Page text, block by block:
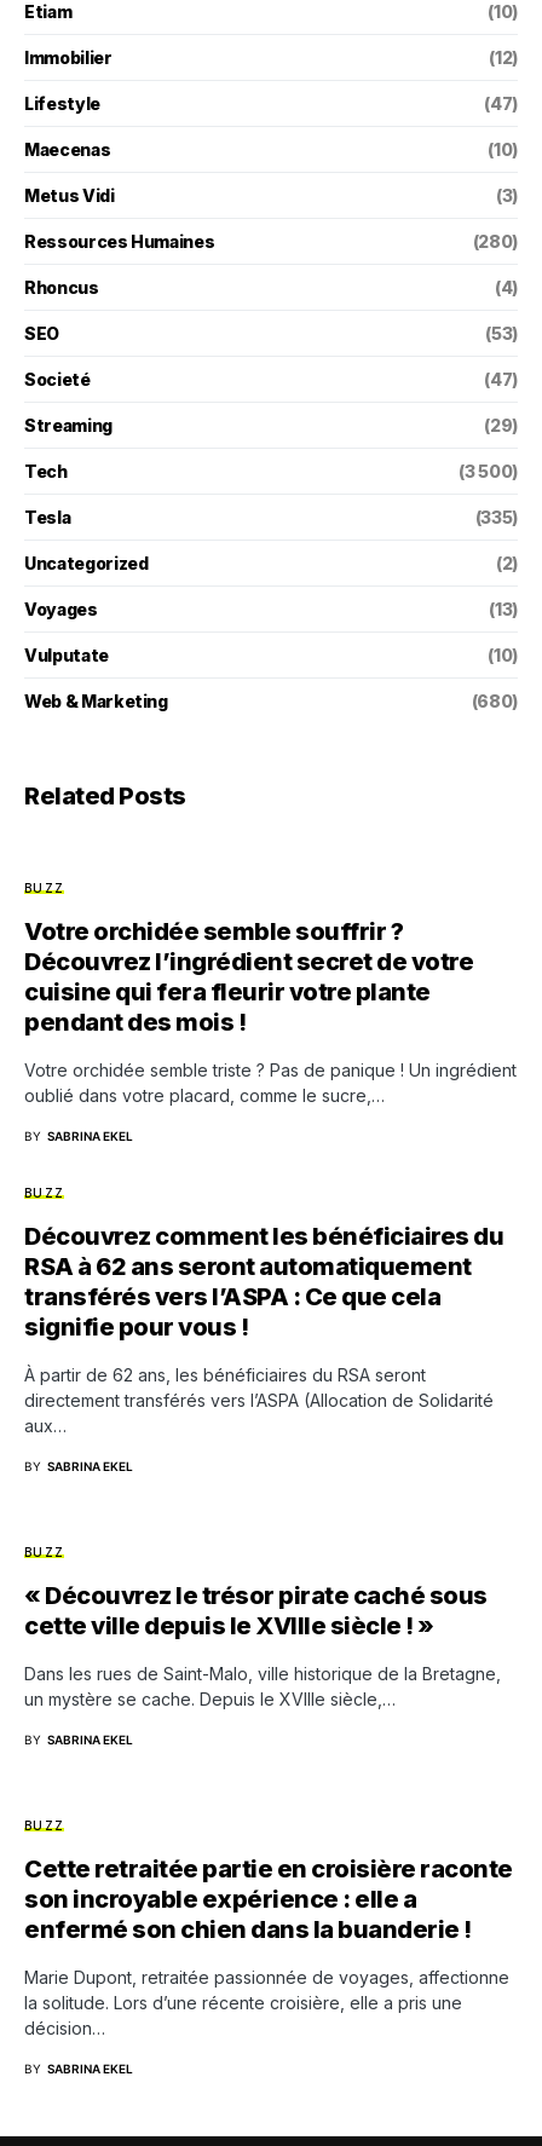
Etiam (10)
Immobilier (12)
Lifestyle (47)
Maecenas (10)
Metus Vidi (3)
Ressources Humaines (280)
Rhoncus (4)
SEO (53)
Societé (47)
Streaming (29)
Tech (3 500)
Tesla (335)
Uncategorized (2)
Voyages (13)
Vulputate (10)
Web & Marketing (680)
Related Posts
BUZZ
Votre orchidée semble souffrir ?
Découvrez l’ingrédient secret de votre
cuisine qui fera fleurir votre plante
pendant des mois !
Votre orchidée semble triste ? Pas de panique ! Un ingrédient
oublié dans votre placard, comme le sucre,…
BY SABRINA EKEL
BUZZ
Découvrez comment les bénéficiaires du
RSA à 62 ans seront automatiquement
transférés vers l’ASPA : Ce que cela
signifie pour vous !
À partir de 62 ans, les bénéficiaires du RSA seront
directement transférés vers l’ASPA (Allocation de Solidarité
aux…
BY SABRINA EKEL
BUZZ
« Découvrez le trésor pirate caché sous
cette ville depuis le XVIIIe siècle ! »
Dans les rues de Saint-Malo, ville historique de la Bretagne,
un mystère se cache. Depuis le XVIIIe siècle,…
BY SABRINA EKEL
BUZZ
Cette retraitée partie en croisière raconte
son incroyable expérience : elle a
enfermé son chien dans la buanderie !
Marie Dupont, retraitée passionnée de voyages, affectionne
la solitude. Lors d’une récente croisière, elle a pris une
décision…
BY SABRINA EKEL